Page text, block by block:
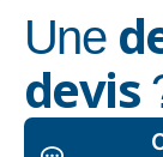
Une
devis